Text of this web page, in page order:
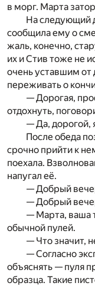
в морг. Марта
На следующий
сообщила ему о
жаль, конечно,
их и Стив тоже не
очень уставшим от
переживать о
— Дорогая,
отдохнуть,
— Да, дорогой,
После обеда
срочно прийти к
поехала.
напугал её.
— Добрый
— Добрый
— Марта, ваша
обычной пулей.
— Что значит,
— Согласно
объяснять — пуля
образца. Такие